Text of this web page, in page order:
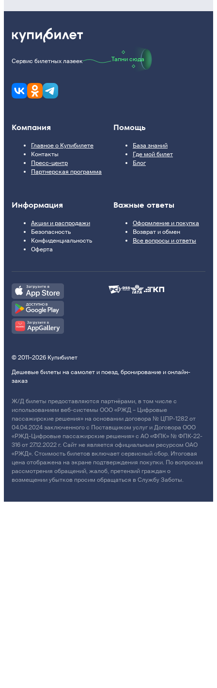
Сервис билетных лазеек Тапни сюда
Компания
Главное о Купибилете
Контакты
Пресс-центр
Партнерская программа
Помощь
База знаний
Где мой билет
Блог
Информация
Акции и распродажи
Безопасность
Конфиденциальность
Оферта
Важные ответы
Оформление и покупка
Возврат и обмен
Все вопросы и ответы
© 2011–2026 Купибилет
Дешевые билеты на самолет и поезд, бронирование и онлайн-
заказ
Ж/Д билеты предоставляются партнёрами, в том числе с
использованием веб-системы ООО «РЖД – Цифровые
пассажирские решения» на основании договора № ЦПР-1282 от
04.04.2024 заключенного с Поставщиком услуг и Договора ООО
«РЖД-Цифровые пассажирские решения» с АО «ФПК» № ФПК-22-
316 от 27.12.2022 г. Сайт не является официальным ресурсом ОАО
«РЖД». Стоимость билетов включает сервисный сбор. Итоговая
цена отображена на экране подтверждения покупки. По вопросам
рассмотрения обращений, жалоб, претензий граждан о
возмещении убытков просим обращаться в Службу Заботы.